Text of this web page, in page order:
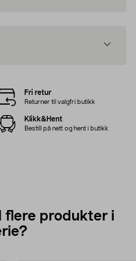
Fri retur
Returner til valgfri butikk
Klikk&Hent
Bestill på nett og hent i butikk
flere produkter i